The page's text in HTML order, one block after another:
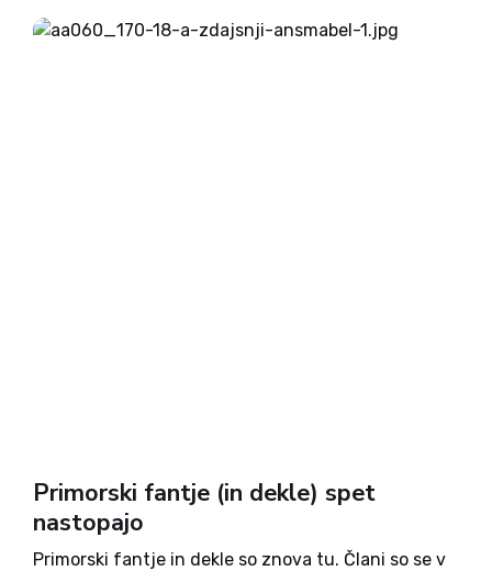
Marela. Pa tudi kot zaljubljenca v Avsenikove
napeve in kot ponosnega Slovenca. Pa še ena...
Primorski fantje (in dekle) spet
nastopajo
Primorski fantje in dekle so znova tu. Člani so se v